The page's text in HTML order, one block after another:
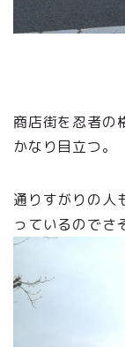
商店街を忍者の
かなり目立つ。
通りすがりの人
っているのでさ